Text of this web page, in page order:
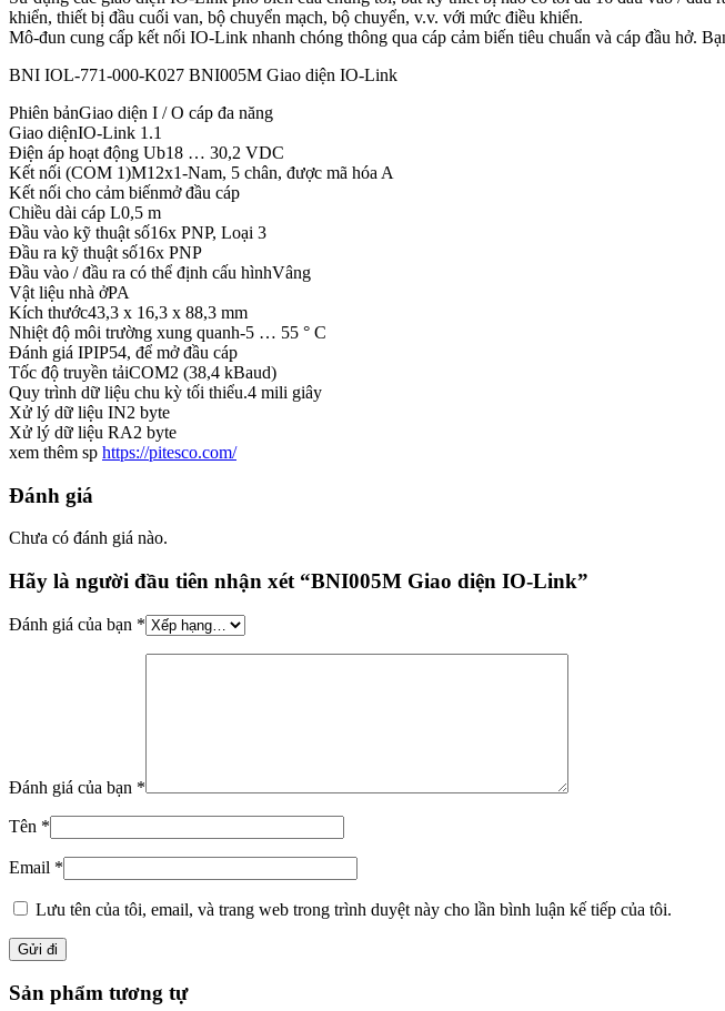
khiển, thiết bị đầu cuối van, bộ chuyển mạch, bộ chuyển, v.v. với mức điều khiển.
Mô-đun cung cấp kết nối IO-Link nhanh chóng thông qua cáp cảm biến tiêu chuẩn và cáp đầu hở.
BNI IOL-771-000-K027 BNI005M Giao diện IO-Link
Phiên bảnGiao diện I / O cáp đa năng
Giao diệnIO-Link 1.1
Điện áp hoạt động Ub18 … 30,2 VDC
Kết nối (COM 1)M12x1-Nam, 5 chân, được mã hóa A
Kết nối cho cảm biếnmở đầu cáp
Chiều dài cáp L0,5 m
Đầu vào kỹ thuật số16x PNP, Loại 3
Đầu ra kỹ thuật số16x PNP
Đầu vào / đầu ra có thể định cấu hìnhVâng
Vật liệu nhà ởPA
Kích thước43,3 x 16,3 x 88,3 mm
Nhiệt độ môi trường xung quanh-5 … 55 ° C
Đánh giá IPIP54, để mở đầu cáp
Tốc độ truyền tảiCOM2 (38,4 kBaud)
Quy trình dữ liệu chu kỳ tối thiểu.4 mili giây
Xử lý dữ liệu IN2 byte
Xử lý dữ liệu RA2 byte
xem thêm sp https://pitesco.com/
Đánh giá
Chưa có đánh giá nào.
Hãy là người đầu tiên nhận xét “BNI005M Giao diện IO-Link”
Đánh giá của bạn *
Đánh giá của bạn *
Tên *
Email *
Lưu tên của tôi, email, và trang web trong trình duyệt này cho lần bình luận kế tiếp của tôi.
Sản phẩm tương tự